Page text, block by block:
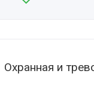
Охранная и